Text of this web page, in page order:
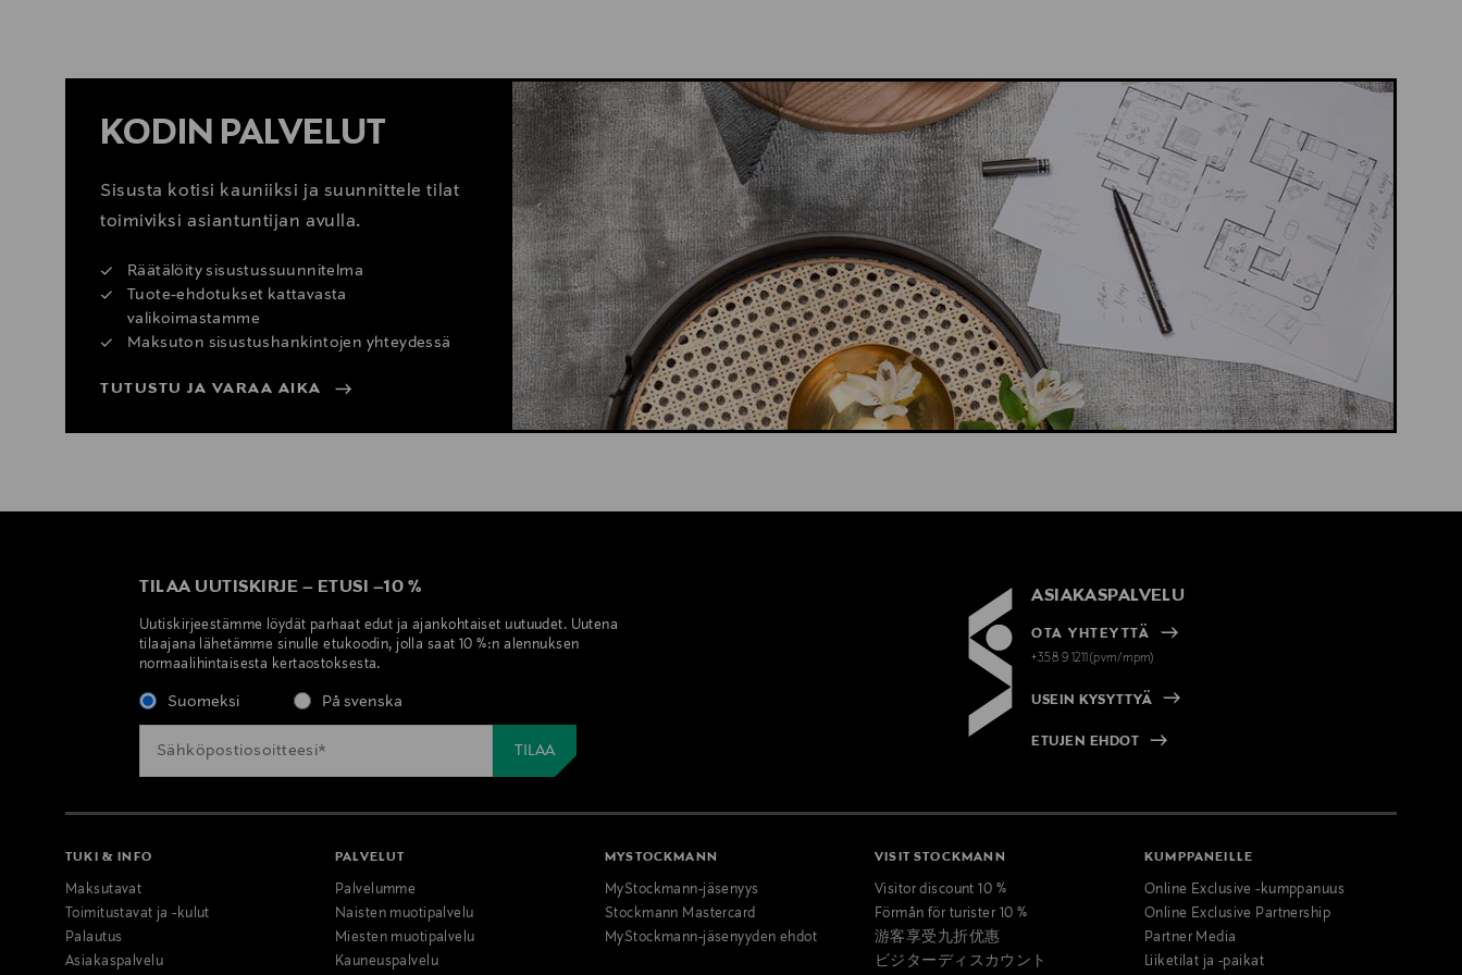
KODIN PALVELUT
Sisusta kotisi kauniiksi ja suunnittele tilat
toimiviksi asiantuntijan avulla.
Räätälöity sisustussuunnitelma
Tuote-ehdotukset kattavasta
valikoimastamme
Maksuton sisustushankintojen yhteydessä
TUTUSTU JA VARAA AIKA
TILAA UUTISKIRJE – ETUSI –10 %
Uutiskirjeestämme löydät parhaat edut ja ajankohtaiset uutuudet. Uutena
tilaajana lähetämme sinulle etukoodin, jolla saat 10 %:n alennuksen
normaalihintaisesta kertaostoksesta.
Suomeksi På svenska
ASIAKASPALVELU
OTA YHTEYTTÄ
+358 9 1211(pvm/mpm)
USEIN KYSYTTYÄ
ETUJEN EHDOT
TUKI & INFO
Maksutavat
Toimitustavat ja -kulut
Palautus
Asiakaspalvelu
PALVELUT
Palvelumme
Naisten muotipalvelu
Miesten muotipalvelu
Kauneuspalvelu
MYSTOCKMANN
MyStockmann-jäsenyys
Stockmann Mastercard
MyStockmann-jäsenyyden ehdot
VISIT STOCKMANN
Visitor discount 10 %
Förmån för turister 10 %
游客享受九折优惠
ビジターディスカウント
KUMPPANEILLE
Online Exclusive -kumppanuus
Online Exclusive Partnership
Partner Media
Liiketilat ja -paikat